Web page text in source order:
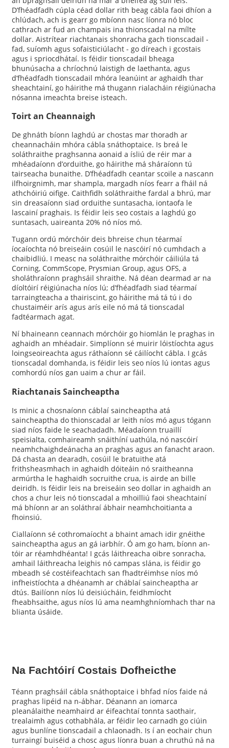
D’fhéadfadh cúpla céad dollar rith beag cábla faoi dhíon a
chlúdach, ach is gearr go mbíonn nasc líonra nó bloc
cathrach ar fud an champais ina thionscadal na mílte
dollar. Aistrítear riachtanais shonracha gach tionscadail -
fad, suíomh agus sofaisticiúlacht - go díreach i gcostais
agus i spriocdhátaí. Is féidir tionscadail bheaga
bhunúsacha a chríochnú laistigh de laethanta, agus
d’fhéadfadh tionscadail mhóra leanúint ar aghaidh thar
sheachtainí, go háirithe má thugann rialacháin réigiúnacha
nósanna imeachta breise isteach.
Toirt an Cheannaigh
De ghnáth bíonn laghdú ar chostas mar thoradh ar
cheannacháin mhóra cábla snáthoptaice. Is breá le
soláthraithe praghsanna aonaid a ísliú de réir mar a
mhéadaíonn d’orduithe, go háirithe má sháraíonn tú
tairseacha bunaithe. D’fhéadfadh ceantar scoile a nascann
ilfhoirgnimh, mar shampla, margadh níos fearr a fháil ná
athchóiriú oifige. Caithfidh soláthraithe fardal a bhrú, mar
sin dreasaíonn siad orduithe suntasacha, iontaofa le
lascainí praghais. Is féidir leis seo costais a laghdú go
suntasach, uaireanta 20% nó níos mó.
Tugann ordú mórchóir deis bhreise chun téarmaí
íocaíochta nó breiseáin cosúil le nascóirí nó cumhdach a
chaibidliú. I measc na soláthraithe mórchóir cáiliúla tá
Corning, CommScope, Prysmian Group, agus OFS, a
sholáthraíonn praghsáil shraithe. Ná déan dearmad ar na
díoltóirí réigiúnacha níos lú; d’fhéadfadh siad téarmaí
tarraingteacha a thairiscint, go háirithe má tá tú i do
chustaiméir arís agus arís eile nó má tá tionscadal
fadtéarmach agat.
Ní bhaineann ceannach mórchóir go hiomlán le praghas in
aghaidh an mhéadair. Simplíonn sé muirir lóistíochta agus
loingseoireachta agus ráthaíonn sé cáilíocht cábla. I gcás
tionscadal domhanda, is féidir leis seo níos lú iontas agus
comhordú níos gan uaim a chur ar fáil.
Riachtanais Saincheaptha
Is minic a chosnaíonn cáblaí saincheaptha atá
saincheaptha do thionscadal ar leith níos mó agus tógann
siad níos faide le seachadadh. Méadaíonn truaillí
speisialta, comhaireamh snáithíní uathúla, nó nascóirí
neamhchaighdeánacha an praghas agus an fanacht araon.
Dá chasta an dearadh, cosúil le bratuithe atá
frithsheasmhach in aghaidh dóiteáin nó sraitheanna
armúrtha le haghaidh socruithe crua, is airde an bille
deiridh. Is féidir leis na breiseáin seo dollar in aghaidh an
chos a chur leis nó tionscadal a mhoilliú faoi sheachtainí
má bhíonn ar an soláthraí ábhair neamhchoitianta a
fhoinsiú.
Ciallaíonn sé cothromaíocht a bhaint amach idir gnéithe
saincheaptha agus an gá iarbhír. Ó am go ham, bíonn an-
tóir ar réamhdhéanta! I gcás láithreacha oibre sonracha,
amhail láithreacha leighis nó campas slána, is féidir go
mbeadh sé costéifeachtach san fhadtréimhse níos mó
infheistíochta a dhéanamh ar cháblaí saincheaptha ar
dtús. Bailíonn níos lú deisiúcháin, feidhmíocht
fheabhsaithe, agus níos lú ama neamhghníomhach thar na
blianta úsáide.
Na Fachtóirí Costais Dofheicthe
Téann praghsáil cábla snáthoptaice i bhfad níos faide ná
praghas lipéid na n-ábhar. Déanann an iomarca
pleanálaithe neamhaird ar éifeachtaí tonnta saothair,
trealaimh agus cothabhála, ar féidir leo carnadh go ciúin
agus bunlíne tionscadail a chlaonadh. Is í an eochair chun
turraingí buiséid a chosc agus líonra buan a chruthú ná na